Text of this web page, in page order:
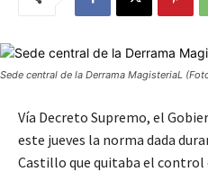
Sede central de la Derrama MagisteriaL
Vía Decreto Supremo, el
este jueves la norma dada
Castillo que quitaba el control